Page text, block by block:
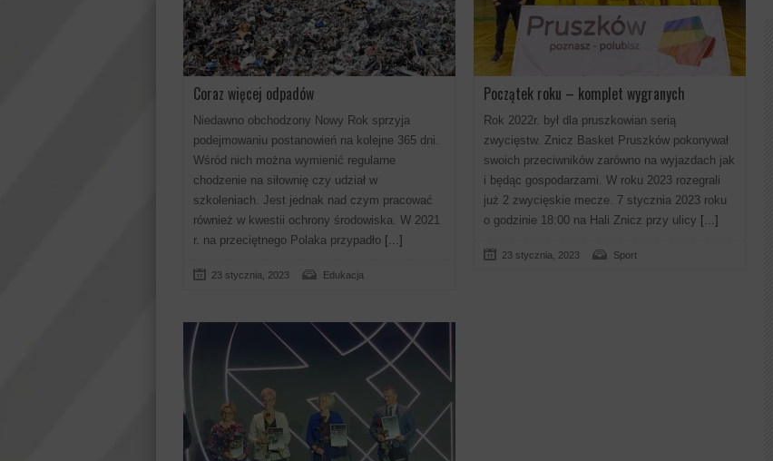
Coraz więcej odpadów
Niedawno obchodzony Nowy Rok sprzyja
podejmowaniu postanowień na kolejne 365 dni.
Wśród nich można wymienić regularne
chodzenie na siłownię czy udział w
szkoleniach. Jest jednak nad czym pracować
również w kwestii ochrony środowiska. W 2021
r. na przeciętnego Polaka przypadło [...]
23 stycznia, 2023 Edukacja
Początek roku – komplet wygranych
Rok 2022r. był dla pruszkowian serią
zwycięstw. Znicz Basket Pruszków pokonywał
swoich przeciwników zarówno na wyjazdach jak
i będąc gospodarzami. W roku 2023 rozegrali
już 2 zwycięskie mecze. 7 stycznia 2023 roku
o godzinie 18:00 na Hali Znicz przy ulicy [...]
23 stycznia, 2023 Sport